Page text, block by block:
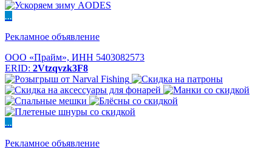
...
Рекламное объявление
ООО «Прайм», ИНН 5403082573
ERID: 2Vtzqvzk3F8
...
Рекламное объявление